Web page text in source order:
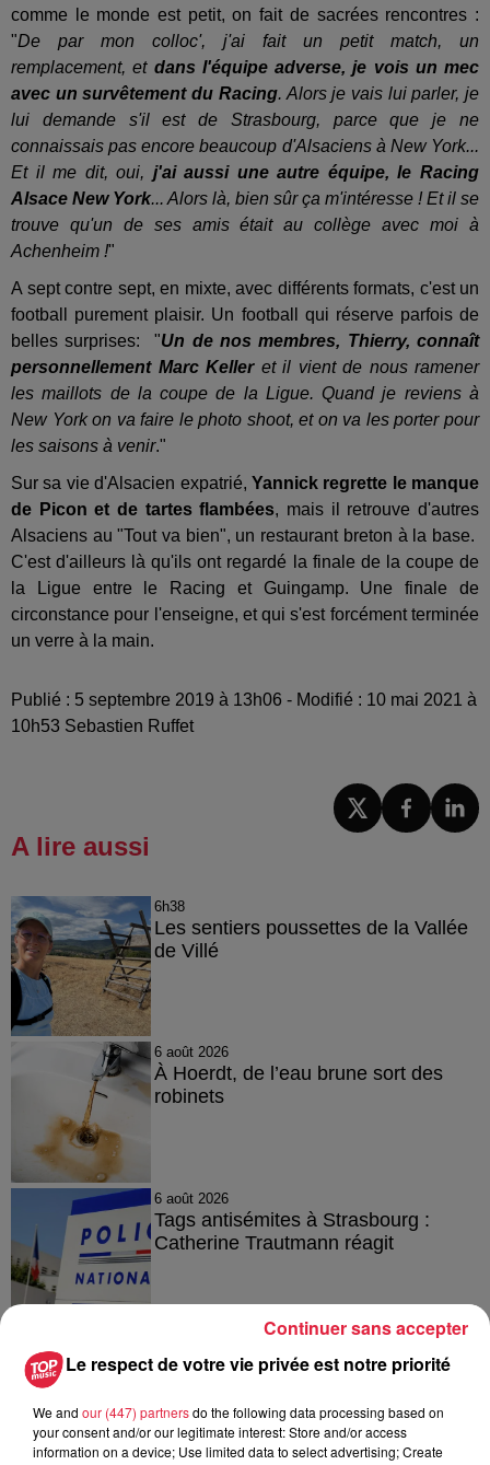
comme le monde est petit, on fait de sacrées rencontres :
"De par mon colloc', j'ai fait un petit match, un
remplacement, et dans l'équipe adverse, je vois un mec
avec un survêtement du Racing. Alors je vais lui parler, je
lui demande s'il est de Strasbourg, parce que je ne
connaissais pas encore beaucoup d'Alsaciens à New York...
Et il me dit, oui, j'ai aussi une autre équipe, le Racing
Alsace New York... Alors là, bien sûr ça m'intéresse ! Et il se
trouve qu'un de ses amis était au collège avec moi à
Achenheim !"
A sept contre sept, en mixte, avec différents formats, c'est un
football purement plaisir. Un football qui réserve parfois de
belles surprises: "Un de nos membres, Thierry, connaît
personnellement Marc Kelleret il vient de nous ramener
les maillots de la coupe de la Ligue. Quand je reviens à
New York on va faire le photo shoot, et on va les porter pour
les saisons à venir."
Sur sa vie d'Alsacien expatrié, Yannick regrette le manque
de Picon et de tartes flambées, mais il retrouve d'autres
Alsaciens au "Tout va bien", un restaurant breton à la base.
C'est d'ailleurs là qu'ils ont regardé la finale de la coupe de
la Ligue entre le Racing et Guingamp. Une finale de
circonstance pour l'enseigne, et qui s'est forcément terminée
un verre à la main.
Publié : 5 septembre 2019 à 13h06 - Modifié : 10 mai 2021 à
10h53 Sebastien Ruffet
A lire aussi
6h38
Les sentiers poussettes de la Vallée
de Villé
6 août 2026
À Hoerdt, de l’eau brune sort des
robinets
6 août 2026
Tags antisémites à Strasbourg :
Catherine Trautmann réagit
À découvrir également
Le respect de votre vie privée est notre priorité
We and our (447) partnersdo the following data processing based on
your consent and/or our legitimate interest: Store and/or access
information on a device; Use limited data to select advertising; Create
Continuer sans accepter